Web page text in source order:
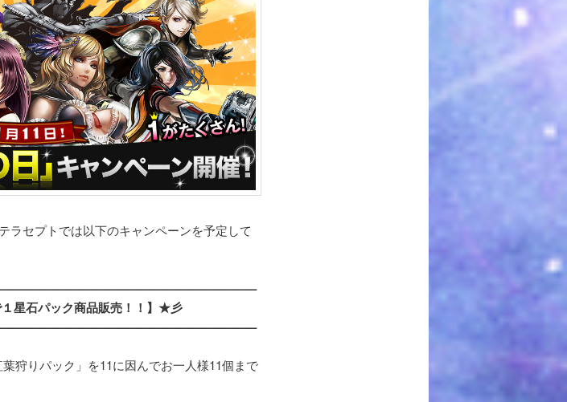
ラセプトでは以下のキャンペーンを予定して
星石パック商品販売！！】★彡
狩りパック」を11に因んでお一人様11個まで